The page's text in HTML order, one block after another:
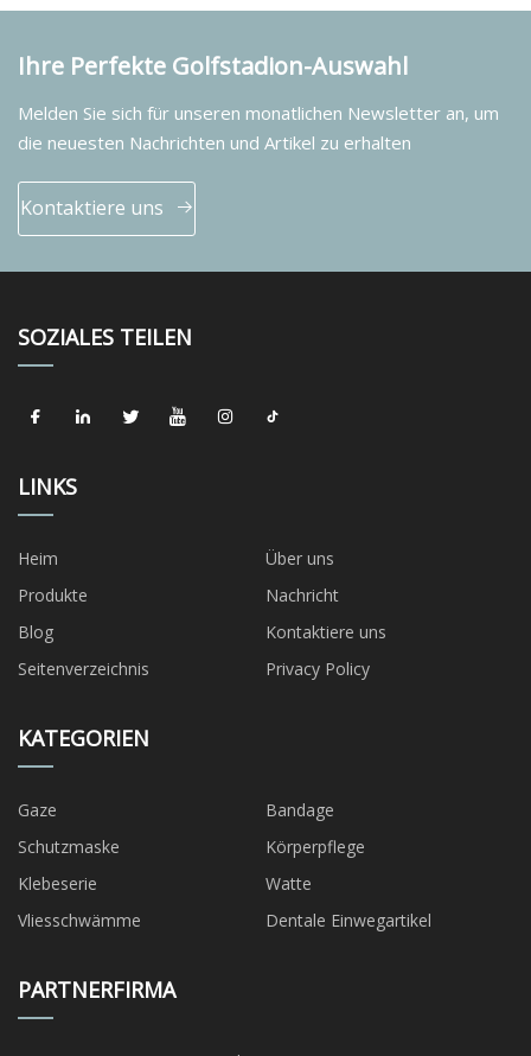
Ihre Perfekte Golfstadion-Auswahl
Melden Sie sich für unseren monatlichen Newsletter an, um
die neuesten Nachrichten und Artikel zu erhalten
Kontaktiere uns
SOZIALES TEILEN
LINKS
Heim
Über uns
Produkte
Nachricht
Blog
Kontaktiere uns
Seitenverzeichnis
Privacy Policy
KATEGORIEN
Gaze
Bandage
Schutzmaske
Körperpflege
Klebeserie
Watte
Vliesschwämme
Dentale Einwegartikel
PARTNERFIRMA